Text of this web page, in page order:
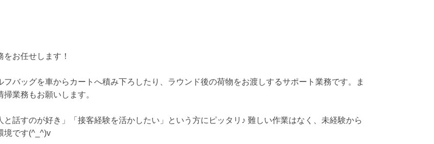
お任せします！
バッグを車からカートへ積み下ろしたり、ラウンド後の荷物をお渡しするサポート業務です。ま
業務もお願いします。
と話すのが好き」「接客経験を活かしたい」という方にピッタリ♪ 難しい作業はなく、未経験から
境です(^_^)v